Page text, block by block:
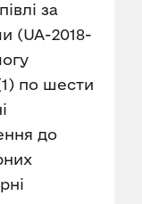
за
(UA-2018-
по шести
до